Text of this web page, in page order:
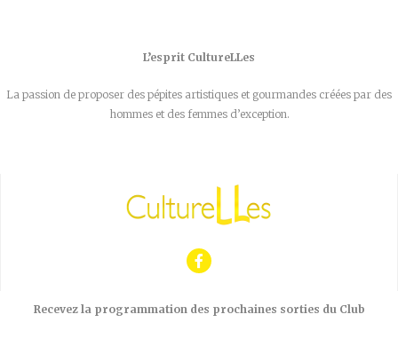
L’esprit CultureLLes
La passion de proposer des pépites artistiques et gourmandes créées par des
hommes et des femmes d’exception.
Recevez la programmation des prochaines sorties du Club